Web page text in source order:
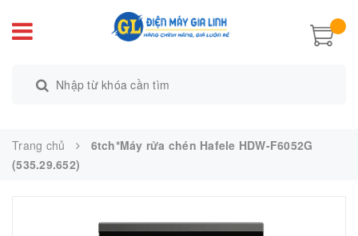
Trang chủ
6tch*Máy rửa chén Hafele HDW-F6052G
(535.29.652)